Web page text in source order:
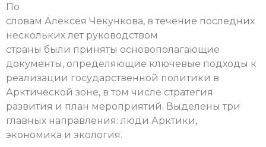
По
словам Алексея Чекункова, в течение последних
нескольких лет руководством
страны были приняты основополагающие
документы, определяющие ключевые подходы к
реализации государственной политики в
Арктической зоне, в том числе стратегия
развития и план мероприятий. Выделены три
главных направления: люди Арктики,
экономика и экология.